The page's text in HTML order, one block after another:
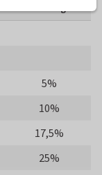
5%
10%
17,5%
25%